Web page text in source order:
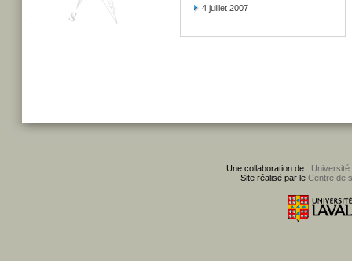
4 juillet 2007
Une collaboration de : Université
Site réalisé par le Centre de